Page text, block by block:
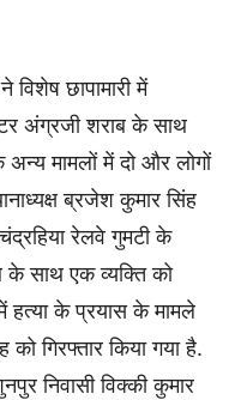
विशेष छापामारी में
अंग्रजी शराब के साथ
अन्य मामलों में दो और लोगों
ब्रजेश कुमार सिंह
रेलवे गुमटी के
साथ एक व्यक्ति को
में हत्या के प्रयास के मामले
गिरफ्तार किया गया है.
निवासी विक्की कुमार